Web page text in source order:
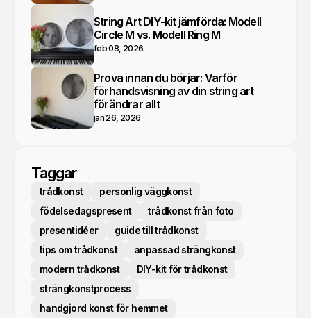
String Art DIY-kit jämförda: Modell
Circle M vs. Modell Ring M
feb 08, 2026
Prova innan du börjar: Varför
förhandsvisning av din string art
förändrar allt
jan 26, 2026
Taggar
trådkonst
personlig väggkonst
födelsedagspresent
trådkonst från foto
presentidéer
guide till trådkonst
tips om trådkonst
anpassad strängkonst
modern trådkonst
DIY-kit för trådkonst
strängkonstprocess
handgjord konst för hemmet